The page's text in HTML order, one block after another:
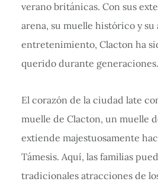
verano británicas. Con sus
arena, su muelle histórico y su
entretenimiento, Clacton ha
querido durante generaciones.
El corazón de la ciudad late
muelle de Clacton, un muelle
extiende majestuosamente
Támesis. Aquí, las familias
tradicionales atracciones de